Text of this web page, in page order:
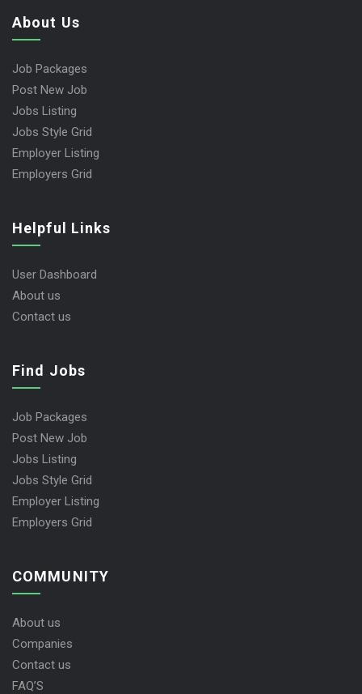
About Us
Job Packages
Post New Job
Jobs Listing
Jobs Style Grid
Employer Listing
Employers Grid
Helpful Links
User Dashboard
About us
Contact us
Find Jobs
Job Packages
Post New Job
Jobs Listing
Jobs Style Grid
Employer Listing
Employers Grid
COMMUNITY
About us
Companies
Contact us
FAQ’S